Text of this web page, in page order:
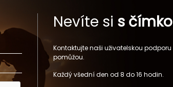
Nevíte si s
Kontaktujte naši uživatelskou
pomůžou.
Každý všední den od 8 do 16 hodin.